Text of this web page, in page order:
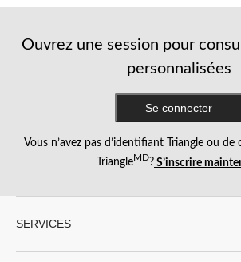
Ouvrez une session pour
personnalisées
Se connecter
Vous n’avez pas d’identifiant Triangle ou de
TriangleMD? S’inscrire
SERVICES